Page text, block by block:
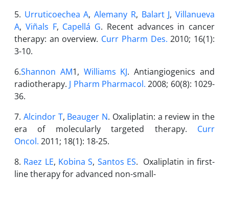
5. Urruticoechea A,Alemany R, Balart J,Villanueva
A, Viñals F, Capellá G. Recent advances in cancer
therapy: an overview. Curr Pharm Des. 2010; 16(1):
3-10.
6.Shannon AM1, Williams KJ. Antiangiogenics and
radiotherapy. J Pharm Pharmacol. 2008; 60(8): 1029-
36.
7. Alcindor T, Beauger N. Oxaliplatin: a review in the
era of molecularly targeted therapy. Curr
Oncol. 2011; 18(1): 18-25.
8. Raez LE, Kobina S, Santos ES. Oxaliplatin in first-
line therapy for advanced non-small-